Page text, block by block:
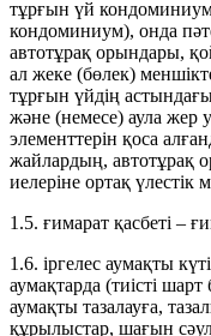
тұрғын үй
кондоминиум), онда
автотұрақ орындары,
ал жеке (бөлек)
тұрғын үйдің
және (немесе) аула жер
элементтерін қоса
жайлардың, автотұрақ
иелеріне ортақ
1.5. ғимарат қасбеті –
1.6. іргелес аумақты
аумақтарда (тиісті шарт
аумақты тазалауға,
құрылыстар, шағын